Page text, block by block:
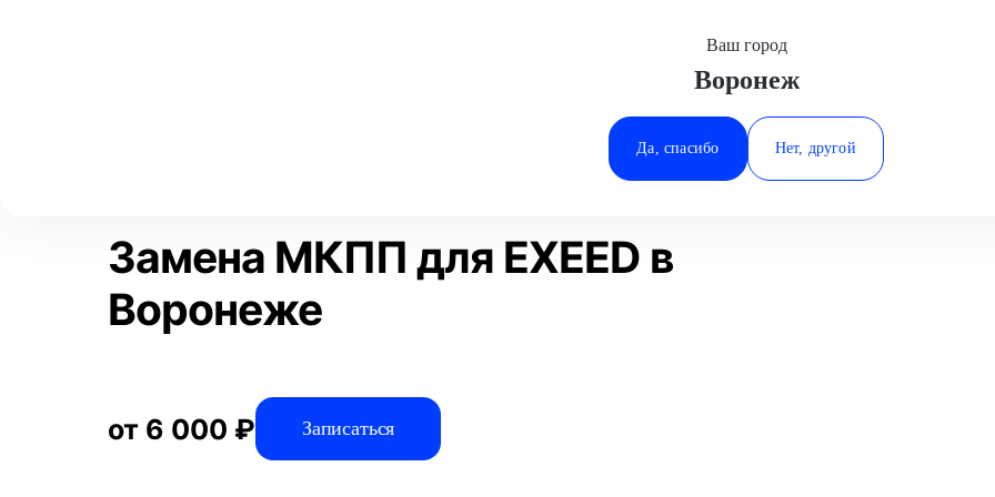
Минеральные Воды
Ростов-на-Дону
Ставрополь
Ваш город
Воронеж
Да, спасибо Нет, другой
EXEED
Статьи
Замена МКПП для EXEED в
Воронеже
от 6 000 ₽ Записаться